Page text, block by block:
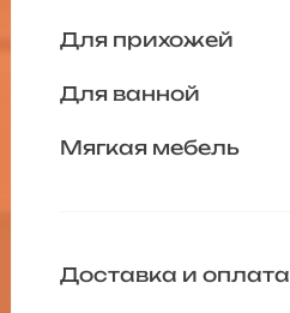
Для прихожей
Для ванной
Мягкая мебель
Доставка и оплата